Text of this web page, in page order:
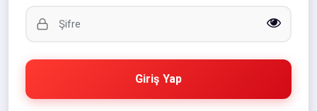
Giriş Yap